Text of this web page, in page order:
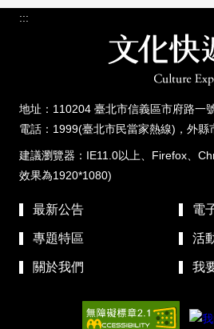
:::
地址：110204 臺北市信義區市府路一
電話：1999(臺北市民當家熱線)，外
建議瀏覽器：IE11.0以上、Firefox、
效果為1920*1080)
最新公告 電
專題特區 活
關於我們 我